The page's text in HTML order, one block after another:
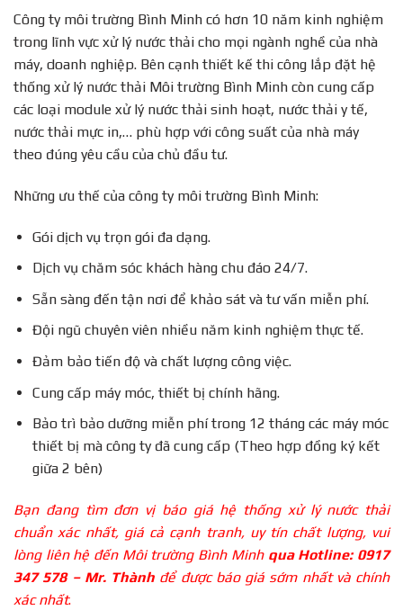
Công ty môi trường Bình Minh có hơn 10 năm kinh nghiệm
trong lĩnh vực xử lý nước thải cho mọi ngành nghề của nhà
máy, doanh nghiệp. Bên cạnh thiết kế thi công lắp đặt hệ
thống xử lý nước thải Môi trường Bình Minh còn cung cấp
các loại module xử lý nước thải sinh hoạt, nước thải y tế,
nước thải mực in,… phù hợp với công suất của nhà máy
theo đúng yêu cầu của chủ đầu tư.
Những ưu thế của công ty môi trường Bình Minh:
Gói dịch vụ trọn gói đa dạng.
Dịch vụ chăm sóc khách hàng chu đáo 24/7.
Sẵn sàng đến tận nơi để khảo sát và tư vấn miễn phí.
Đội ngũ chuyên viên nhiều năm kinh nghiệm thực tế.
Đảm bảo tiến độ và chất lượng công việc.
Cung cấp máy móc, thiết bị chính hãng.
Bảo trì bảo dưỡng miễn phí trong 12 tháng các máy móc
thiết bị mà công ty đã cung cấp (Theo hợp đồng ký kết
giữa 2 bên)
Bạn đang tìm đơn vị báo giá hệ thống xử lý nước thải
chuẩn xác nhất, giá cả cạnh tranh, uy tín chất lượng, vui
lòng liên hệ đến Môi trường Bình Minh qua Hotline: 0917
347 578 – Mr. Thành để được báo giá sớm nhất và chính
xác nhất.